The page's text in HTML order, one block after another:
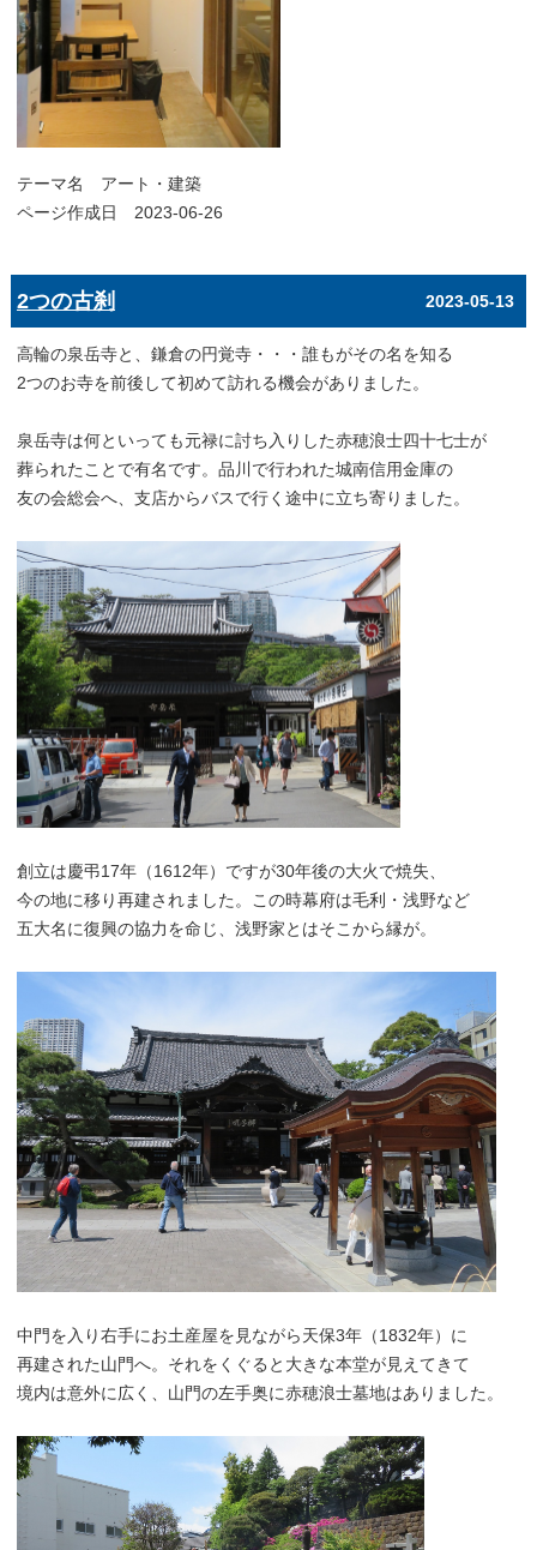
テーマ名 アート・建築
ページ作成日 2023-06-26
2つの古刹 2023-05-13
高輪の泉岳寺と、鎌倉の円覚寺・・・誰もがその名を知る
2つのお寺を前後して初めて訪れる機会がありました。
泉岳寺は何といっても元禄に討ち入りした赤穂浪士四十七士が
葬られたことで有名です。品川で行われた城南信用金庫の
友の会総会へ、支店からバスで行く途中に立ち寄りました。
創立は慶弔17年（1612年）ですが30年後の大火で焼失、
今の地に移り再建されました。この時幕府は毛利・浅野など
五大名に復興の協力を命じ、浅野家とはそこから縁が。
中門を入り右手にお土産屋を見ながら天保3年（1832年）に
再建された山門へ。それをくぐると大きな本堂が見えてきて
境内は意外に広く、山門の左手奥に赤穂浪士墓地はありました。